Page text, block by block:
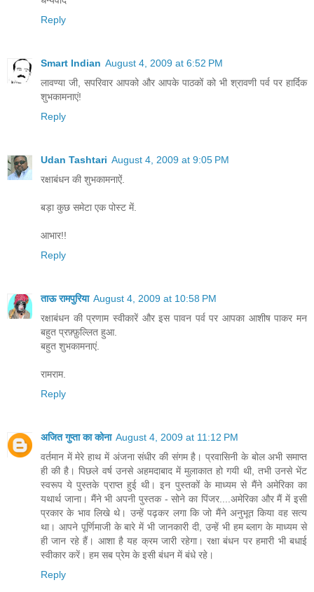
Reply
Smart Indian August 4, 2009 at 6:52 PM
लावण्या जी, सपरिवार आपको और आपके पाठकों को भी श्रावणी पर्व पर हार्दिक
शुभकामनाएं!
Reply
Udan Tashtari August 4, 2009 at 9:05 PM
रक्षाबंधन की शुभकामनाऐं.
बड़ा कुछ समेटा एक पोस्ट में.
आभार!!
Reply
ताऊ रामपुरिया August 4, 2009 at 10:58 PM
रक्षाबंधन की प्रणाम स्वीकारें और इस पावन पर्व पर आपका आशीष पाकर मन
बहुत प्रफ़्फ़ुल्लित हुआ.
बहुत शुभकामनाएं.
रामराम.
Reply
अजित गुप्ता का कोना August 4, 2009 at 11:12 PM
वर्तमान में मेरे हाथ में अंजना संधीर की संगम है। प्रवासिनी के बोल अभी समाप्‍त
ही की है। पिछले वर्ष उनसे अहमदाबाद में मुलाकात हो गयी थी, तभी उनसे भेंट
स्‍वरूप ये पुस्‍तके प्राप्‍त हुई थी। इन पुस्‍तकों के माध्‍यम से मैंने अमेरिका का
यथार्थ जाना। मैंने भी अपनी पुस्‍तक - सोने का पिंजर....अमेरिका और मैं में इसी
प्रकार के भाव लिखे थे। उन्‍हें पढ़कर लगा कि जो मैंने अनुभूत किया वह सत्‍य
था। आपने पूर्णिमाजी के बारे में भी जानकारी दी, उन्‍हें भी हम ब्‍लाग के माध्‍यम से
ही जान रहे हैं। आशा है यह क्रम जारी रहेगा। रक्षा बंधन पर हमारी भी बधाई
स्‍वीकार करें। हम सब प्रेम के इसी बंधन में बंधे रहे।
Reply